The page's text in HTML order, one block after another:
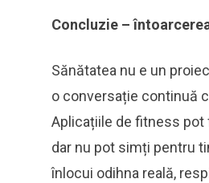
Concluzie –
Sănătatea nu e un
o conversație continuă
Aplicațiile de fitness pot
dar nu pot simți pentru
înlocui odihna reală,